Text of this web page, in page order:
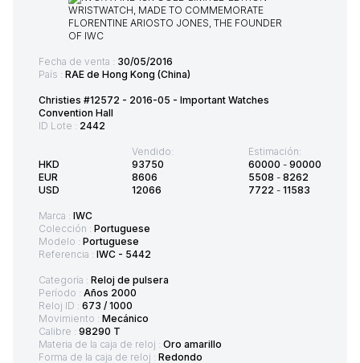
Fecha de venta : 30/05/2016
País : RAE de Hong Kong (China)
Christies #12572 - 2016-05 - Important Watches
Convention Hall
ID Lote : 2442
HKD
EUR
USD
Vendido:
93750
8606
12066
Estimación:
60000 - 90000
5508 - 8262
7722 - 11583
Marca : IWC
Colección : Portuguese
Modelo : Portuguese
Referencia : IWC - 5442
Categoría : Reloj de pulsera
Período : Años 2000
Reloj ID : 673 / 1000
Movimiento : Mecánico
Calibre : 98290 T
Materia de la caja de reloj : Oro amarillo
Forma de la caja de reloj : Redondo